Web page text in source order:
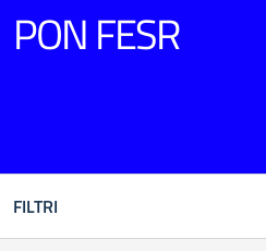
PON FESR
FILTRI